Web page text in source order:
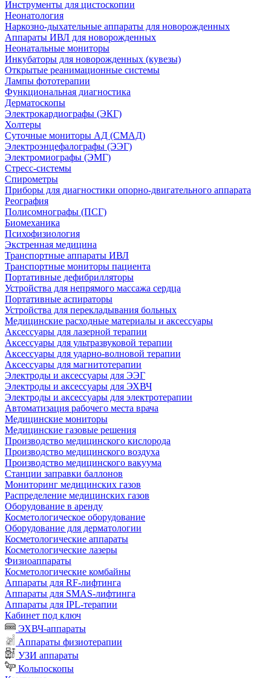
Инструменты для цистоскопии
Неонатология
Наркозно-дыхательные аппараты для новорожденных
Аппараты ИВЛ для новорожденных
Неонатальные мониторы
Инкубаторы для новорожденных (кувезы)
Открытые реанимационные системы
Лампы фототерапии
Функциональная диагностика
Дерматоскопы
Электрокардиографы (ЭКГ)
Холтеры
Суточные мониторы АД (СМАД)
Электроэнцефалографы (ЭЭГ)
Электромиографы (ЭМГ)
Стресс-системы
Спирометры
Приборы для диагностики опорно-двигательного аппарата
Реография
Полисомнографы (ПСГ)
Биомеханика
Психофизиология
Экстренная медицина
Транспортные аппараты ИВЛ
Транспортные мониторы пациента
Портативные дефибрилляторы
Устройства для непрямого массажа сердца
Портативные аспираторы
Устройства для перекладывания больных
Медицинские расходные материалы и аксессуары
Аксессуары для лазерной терапии
Аксессуары для ультразвуковой терапии
Аксессуары для ударно-волновой терапии
Аксессуары для магнитотерапии
Электроды и аксессуары для ЭЭГ
Электроды и аксессуары для ЭХВЧ
Электроды и аксессуары для электротерапии
Автоматизация рабочего места врача
Медицинские мониторы
Медицинские газовые решения
Производство медицинского кислорода
Производство медицинского воздуха
Производство медицинского вакуума
Станции заправки баллонов
Мониторинг медицинских газов
Распределение медицинских газов
Оборудование в аренду
Косметологическое оборудование
Оборудование для дерматологии
Косметологические аппараты
Косметологические лазеры
Физиоаппараты
Косметологические комбайны
Аппараты для RF-лифтинга
Аппараты для SMAS-лифтинга
Аппараты для IPL-терапии
Кабинет под ключ
ЭХВЧ-аппараты
Аппараты физиотерапии
УЗИ аппараты
Кольпоскопы